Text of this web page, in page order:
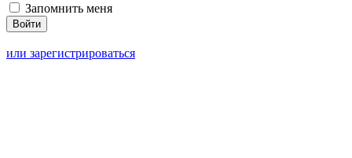
Запомнить меня
или зарегистрироваться